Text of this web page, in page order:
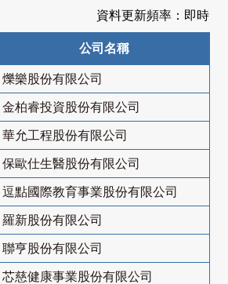
資料更新頻率：即時
公司名稱
爍樂股份有限公司
金柏睿投資股份有限公司
華允工程股份有限公司
保歐仕生醫股份有限公司
逗點國際教育事業股份有限公司
羅新股份有限公司
聯亨股份有限公司
芯慈健康事業股份有限公司